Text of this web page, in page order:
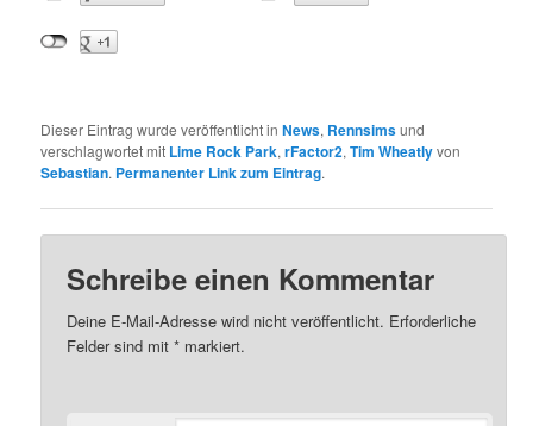
Dieser Eintrag wurde veröffentlicht inNews, Rennsimsund
verschlagwortet mit Lime Rock Park,rFactor2,Tim Wheatlyvon
Sebastian. Permanenter Link zum Eintrag.
Schreibe einen Kommentar
Deine E-Mail-Adresse wird nicht veröffentlicht. Erforderliche
Felder sind mit* markiert.